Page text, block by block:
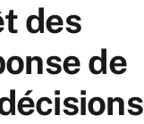
des
de